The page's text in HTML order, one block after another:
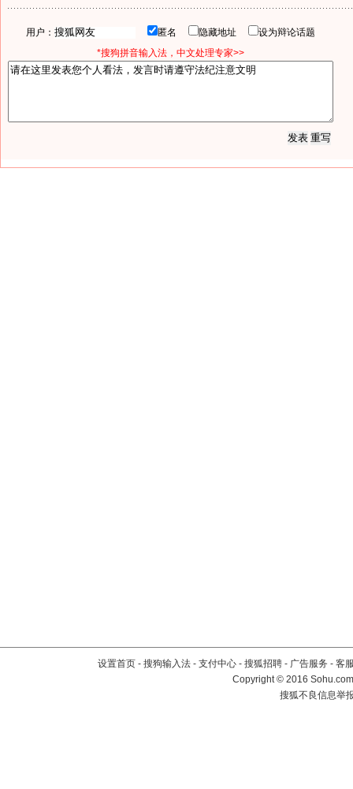
用户： 匿名 隐藏地址
设为辩论话题
*搜狗拼音输入法，中文处理专家>>
设置首页 - 搜狗输入法 - 支付中心 - 搜狐招聘 - 广告服务 - 客
Copyright©2016
搜狐不良信息举